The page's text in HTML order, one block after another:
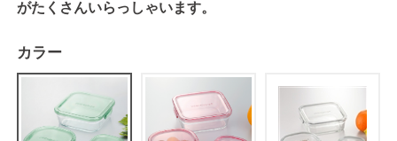
がたくさんいらっしゃいます。
カラー